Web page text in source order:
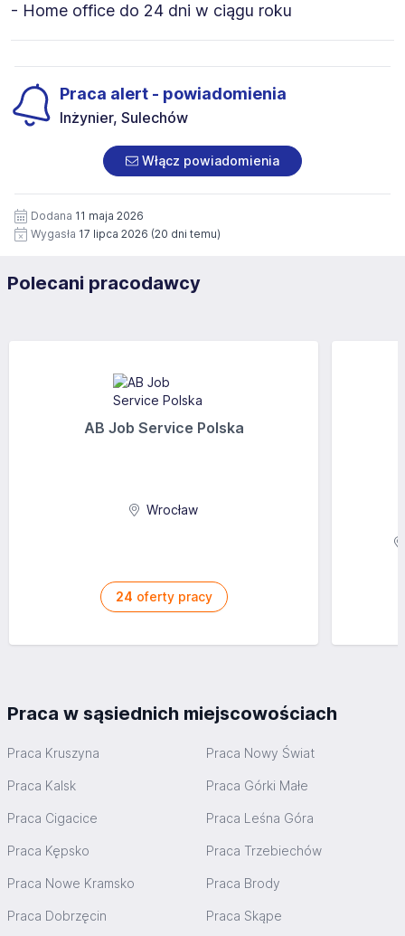
- Home office do 24 dni w ciągu roku
Praca alert - powiadomienia
Inżynier, Sulechów
Włącz powiadomienia
Dodana 11 maja 2026
Wygasła 17 lipca 2026 (20 dni temu)
Polecani pracodawcy
AB Job Service Polska
Wrocław
24 oferty pracy
Praca w sąsiednich miejscowościach
Praca Kruszyna Praca Nowy Świat
Praca Kalsk Praca Górki Małe
Praca Cigacice Praca Leśna Góra
Praca Kępsko Praca Trzebiechów
Praca Nowe Kramsko Praca Brody
Praca Dobrzęcin Praca Skąpe